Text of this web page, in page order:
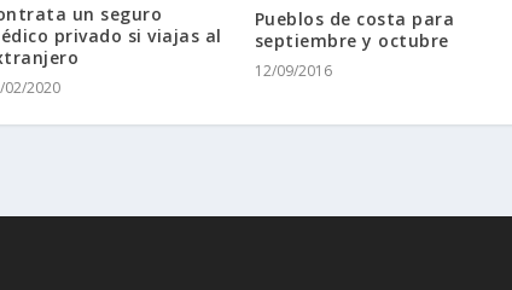
un seguro
privado si viajas al
02/2020
Pueblos de costa para
septiembre y octubre
12/09/2016